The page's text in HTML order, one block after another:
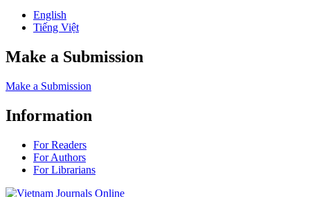
English
Tiếng Việt
Make a Submission
Make a Submission
Information
For Readers
For Authors
For Librarians